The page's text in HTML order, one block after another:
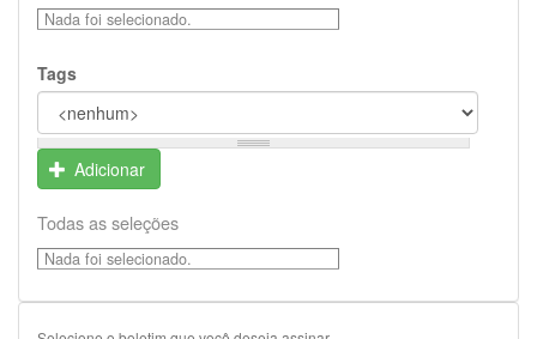
Nada foi selecionado.
Tags
Adicionar
Todas as seleções
Nada foi selecionado.